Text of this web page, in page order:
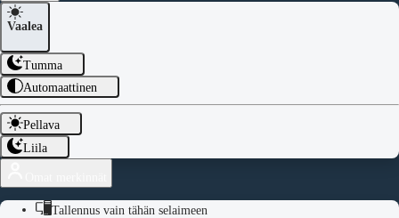
Vaalea
Tumma
Automaattinen
Pellava
Liila
Tallennus vain tähän selaimeen